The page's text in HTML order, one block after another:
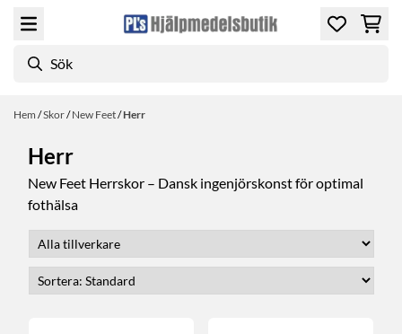
Hoppa till innehåll
Hem /Skor/New Feet/Herr
Herr
New Feet Herrskor – Dansk ingenjörskonst för optimal
fothälsa